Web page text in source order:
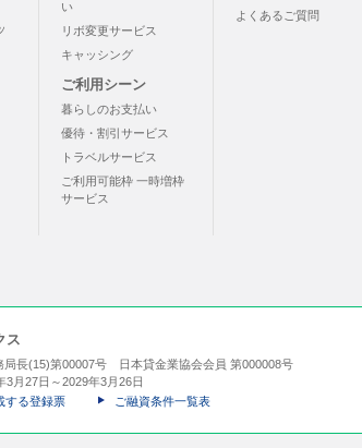
い
リボ変更サービス
キャッシング
ご利用シーン
暮らしのお支払い
優待・割引サービス
トラベルサービス
ご利用可能枠 一時増枠
サービス
よくあるご質問
ス
局長(15)第00007号
日本貸金業協会会員 第000008号
3月27日～2029年3月26日
する登録票
ご融資条件一覧表